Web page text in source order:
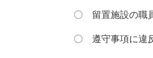
〇 留置施設の職員
〇 遵守事項に違反